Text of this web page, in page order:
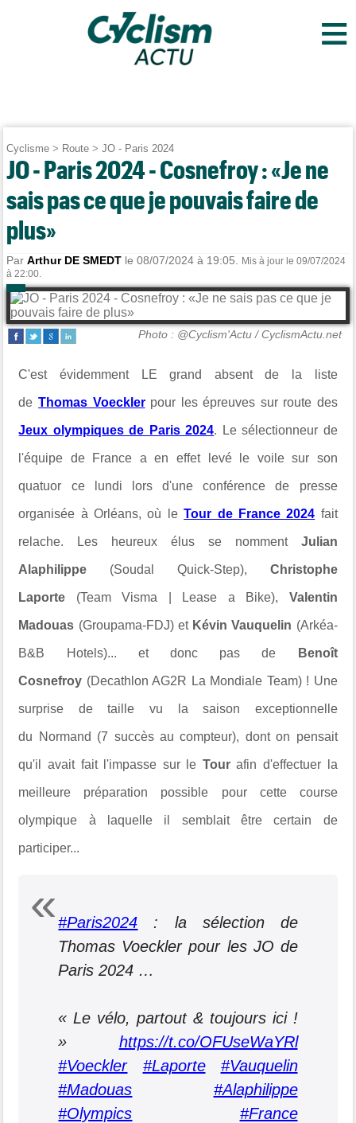
≡
Cyclisme > Route >JO - Paris 2024
JO - Paris 2024 - Cosnefroy : «Je ne
sais pas ce que je pouvais faire de
plus»
ParArthur DE SMEDT le 08/07/2024 à 19:05.
Mis à jour le 09/07/2024
à 22:00.
Photo : @Cyclism'Actu / CyclismActu.net
C'est évidemment LE grand absent de la liste
de Thomas Voecklerpour les épreuves sur route des
Jeux olympiques de Paris 2024. Le sélectionneur de
l'équipe de France a en effet levé le voile sur son
quatuor ce lundi lors d'une conférence de presse
organisée à Orléans, où leTour de France 2024 fait
relache. Les heureux élus se nomment Julian
Alaphilippe (Soudal Quick-Step), Christophe
Laporte (Team Visma | Lease a Bike), Valentin
Madouas (Groupama-FDJ) et Kévin Vauquelin (Arkéa-
B&B Hotels)... et donc pas de Benoît
Cosnefroy (Decathlon AG2R La Mondiale Team) ! Une
surprise de taille vu la saison exceptionnelle
du Normand (7 succès au compteur), dont on pensait
qu'il avait fait l'impasse sur le Tourafin d'effectuer la
meilleure préparation possible pour cette course
olympique à laquelle il semblait être certain de
participer...
#Paris2024 : la sélection de
Thomas Voeckler pour les JO de
Paris 2024 …
« Le vélo, partout & toujours ici !
» https://t.co/OFUseWaYRl
#Voeckler
#Laporte
#Vauquelin
#Madouas
#Alaphilippe
#Olympics
#France